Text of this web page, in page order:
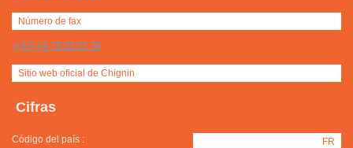
Número de fax
+(33) 04 79 28 01 36
Sitio web oficial de Chignin
Cifras
Código del país : FR